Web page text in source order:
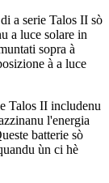
a serie Talos II sò
a luce solare in
sopra à
à a luce
Talos II includenu
l'energia
batterie sò
ùn ci hè